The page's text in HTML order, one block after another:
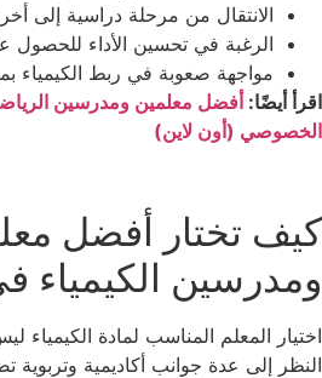
الانتقال من مرحلة دراسية إلى
الرغبة في تحسين الأداء
مواجهة صعوبة في ربط الكيمياء
اقرأ أيضًا: أفضل معلمين ومدرسين
الخصوصي (أون لاين)
كيف تختار أفضل
ومدرسين الكيمياء
اختيار المعلم المناسب لمادة الكيمياء
النظر إلى عدة جوانب أكاديمية وتربوية